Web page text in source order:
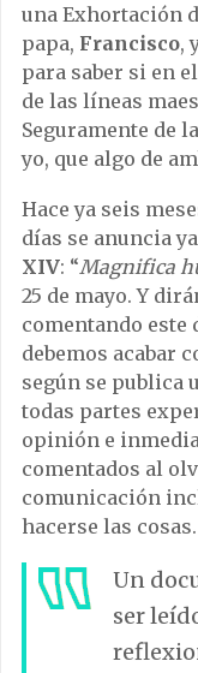
una Exhortación
papa, Francisco,
para saber si en
de las líneas
Seguramente de
yo, que algo de
Hace ya seis
días se anuncia
XIV: “Magnifica
25 de mayo. Y
comentando este
debemos acabar
según se publica
todas partes
opinión e
comentados al
comunicación
hacerse las cosas.
Un
ser